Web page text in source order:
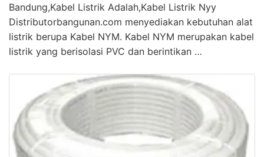
Bandung,Kabel Listrik Adalah,Kabel Listrik Nyy
Distributorbangunan.com menyediakan kebutuhan alat
listrik berupa Kabel NYM. Kabel NYM merupakan kabel
listrik yang berisolasi PVC dan berintikan …